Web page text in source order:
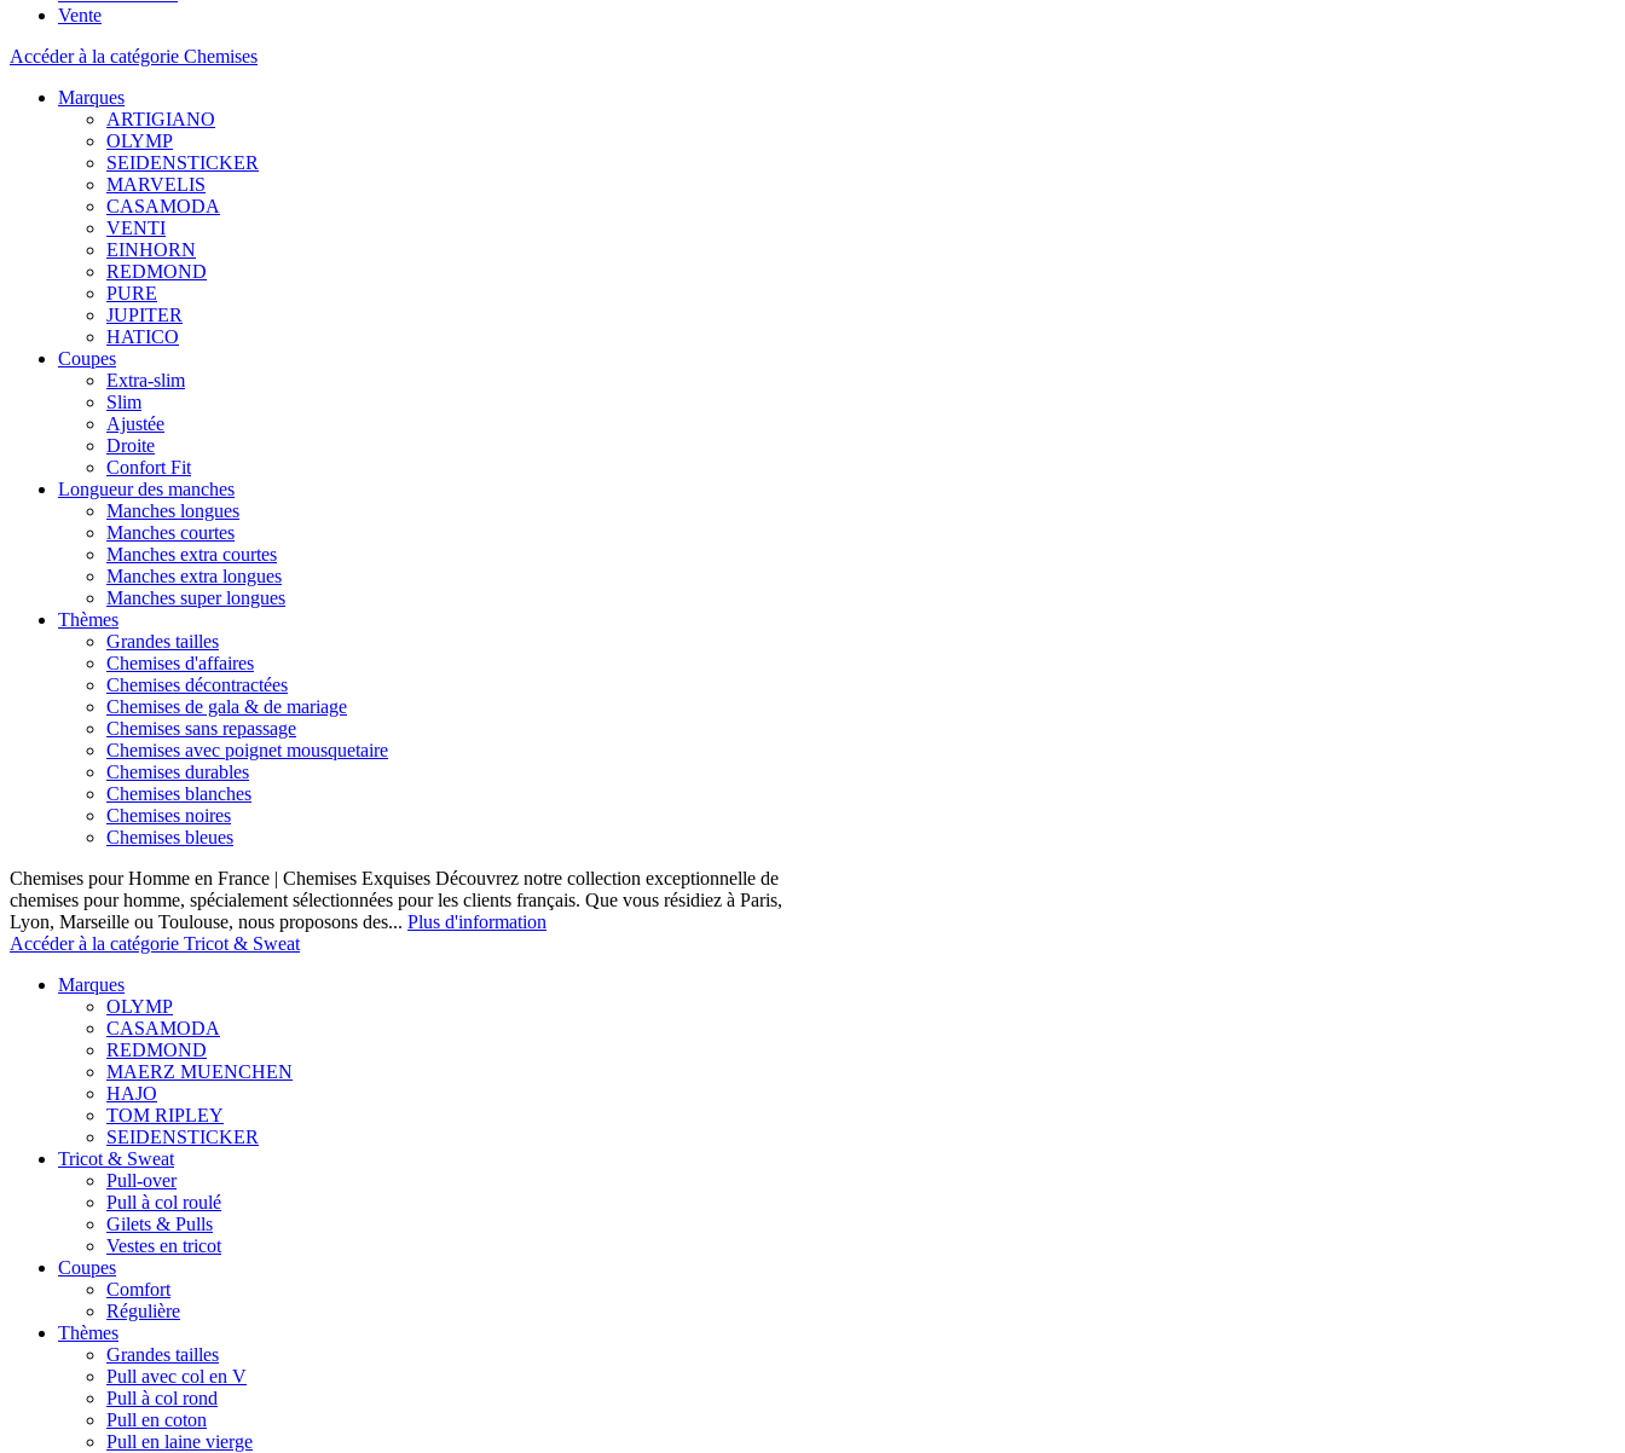
Vente
Accéder à la catégorie Chemises
Marques
ARTIGIANO
OLYMP
SEIDENSTICKER
MARVELIS
CASAMODA
VENTI
EINHORN
REDMOND
PURE
JUPITER
HATICO
Coupes
Extra-slim
Slim
Ajustée
Droite
Confort Fit
Longueur des manches
Manches longues
Manches courtes
Manches extra courtes
Manches extra longues
Manches super longues
Thèmes
Grandes tailles
Chemises d'affaires
Chemises décontractées
Chemises de gala & de mariage
Chemises sans repassage
Chemises avec poignet mousquetaire
Chemises durables
Chemises blanches
Chemises noires
Chemises bleues
Chemises pour Homme en France | Chemises Exquises Découvrez notre collection exceptionnelle de
chemises pour homme, spécialement sélectionnées pour les clients français. Que vous résidiez à Paris,
Lyon, Marseille ou Toulouse, nous proposons des... Plus d'information
Accéder à la catégorie Tricot & Sweat
Marques
OLYMP
CASAMODA
REDMOND
MAERZ MUENCHEN
HAJO
TOM RIPLEY
SEIDENSTICKER
Tricot & Sweat
Pull-over
Pull à col roulé
Gilets & Pulls
Vestes en tricot
Coupes
Comfort
Régulière
Thèmes
Grandes tailles
Pull avec col en V
Pull à col rond
Pull en coton
Pull en laine vierge